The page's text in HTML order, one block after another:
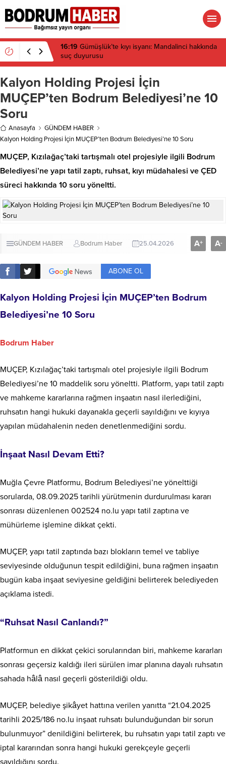
15:45 Bülent Eczacıbaşı Fen Lisesi’nde 4 yıl geçti,
hâlâ proje konuşuluyor
Kalyon Holding Projesi İçin
MUÇEP’ten Bodrum Belediyesi’ne 10
Soru
Anasayfa
GÜNDEM HABER
Kalyon Holding Projesi İçin MUÇEP’ten Bodrum Belediyesi’ne 10 Soru
MUÇEP, Kızılağaç’taki tartışmalı otel projesiyle ilgili Bodrum
Belediyesi’ne yapı tatil zaptı, ruhsat, kıyı müdahalesi ve ÇED
süreci hakkında 10 soru yöneltti.
GÜNDEM HABER Bodrum Haber 25.04.2026 A+ A-
ABONE OL
Kalyon Holding Projesi İçin MUÇEP’ten Bodrum
Belediyesi’ne 10 Soru
Bodrum Haber
MUÇEP, Kızılağaç’taki tartışmalı otel projesiyle ilgili Bodrum
Belediyesi’ne 10 maddelik soru yöneltti. Platform, yapı tatil zaptı
ve mahkeme kararlarına rağmen inşaatın nasıl ilerlediğini,
ruhsatın hangi hukuki dayanakla geçerli sayıldığını ve kıyıya
yapılan müdahalenin neden denetlenmediğini sordu.
İnşaat Nasıl Devam Etti?
Muğla Çevre Platformu, Bodrum Belediyesi’ne yönelttiği
sorularda, 08.09.2025 tarihli yürütmenin durdurulması kararı
sonrası düzenlenen 002524 no.lu yapı tatil zaptına ve
mühürleme işlemine dikkat çekti.
MUÇEP, yapı tatil zaptında bazı blokların temel ve tabliye
seviyesinde olduğunun tespit edildiğini, buna rağmen inşaatın
bugün kaba inşaat seviyesine geldiğini belirterek belediyeden
açıklama istedi.
“Ruhsat Nasıl Canlandı?”
Platformun en dikkat çekici sorularından biri, mahkeme kararları
sonrası geçersiz kaldığı ileri sürülen imar planına dayalı ruhsatın
sahada hâlâ nasıl geçerli gösterildiği oldu.
MUÇEP, belediye şikâyet hattına verilen yanıtta “21.04.2025
tarihli 2025/186 no.lu inşaat ruhsatı bulunduğundan bir sorun
bulunmuyor” denildiğini belirterek, bu ruhsatın yapı tatil zaptı ve
iptal kararından sonra hangi hukuki gerekçeyle geçerli
sayıldığını sordu.